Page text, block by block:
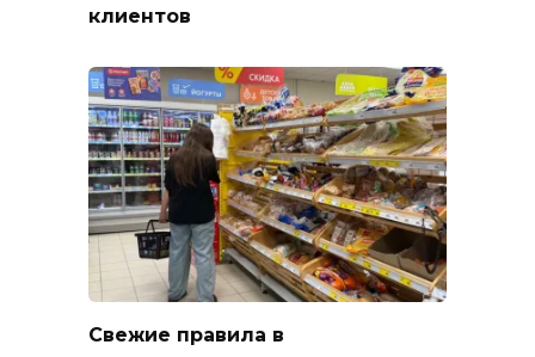
клиентов
Свежие правила в